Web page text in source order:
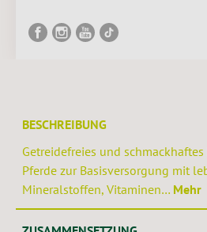
BESCHREIBUNG
Getreidefreies und
Pferde zur Basisversorgung mit
Mineralstoffen, Vitaminen… Mehr